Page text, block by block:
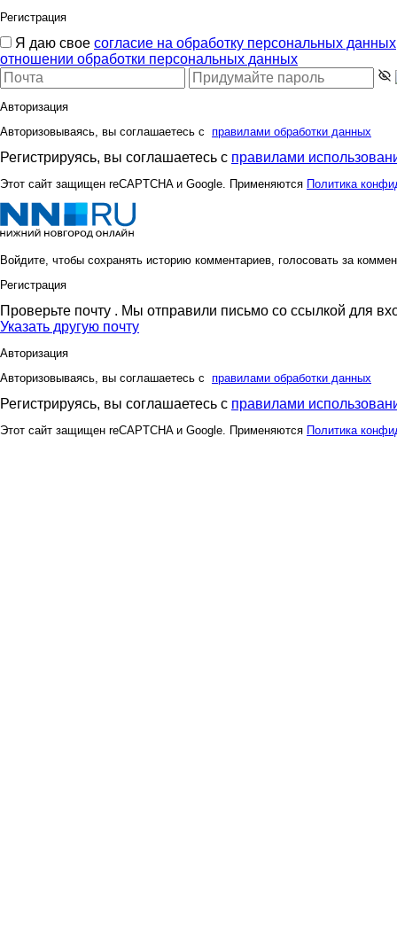
Регистрация
Я даю свое согласие на обработку персональных данных
отношении обработки персональных данных
Авторизация
Авторизовываясь, вы соглашаетесь с правилами обработки данных
Регистрируясь, вы соглашаетесь с правилами
Этот сайт защищен reCAPTCHA и Google. Применяются Политика
Войдите, чтобы сохранять историю комментариев, голосовать за
Регистрация
Проверьте почту . Мы отправили письмо со ссылкой для
Указать другую почту
Авторизация
Авторизовываясь, вы соглашаетесь с правилами обработки данных
Регистрируясь, вы соглашаетесь с правилами
Этот сайт защищен reCAPTCHA и Google. Применяются Политика